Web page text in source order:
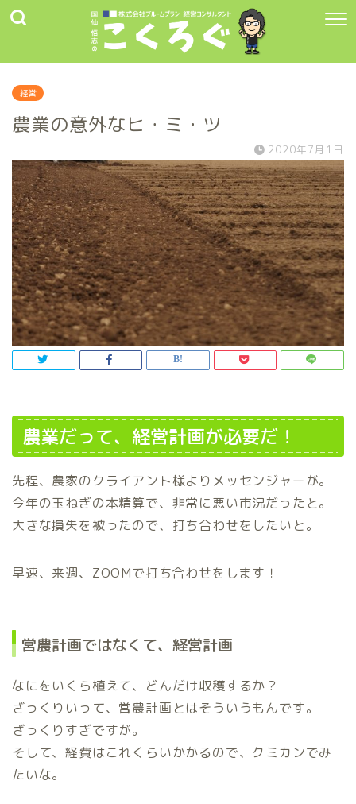
経営
農業の意外なヒ・ミ・ツ
2020年7月1日
農業だって、経営計画が必要だ！
先程、農家のクライアント様よりメッセンジャーが。
今年の玉ねぎの本精算で、非常に悪い市況だったと。
大きな損失を被ったので、打ち合わせをしたいと。
早速、来週、ZOOMで打ち合わせをします！
営農計画ではなくて、経営計画
なにをいくら植えて、どんだけ収穫するか？
ざっくりいって、営農計画とはそういうもんです。
ざっくりすぎですが。
そして、経費はこれくらいかかるので、クミカンでみ
たいな。